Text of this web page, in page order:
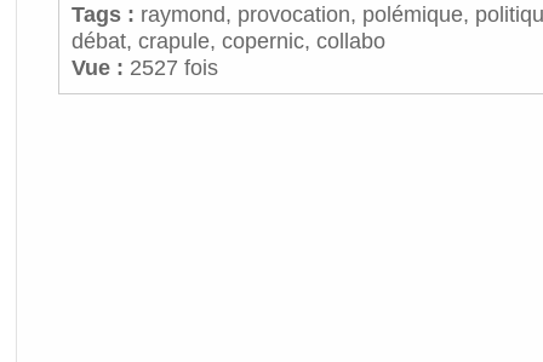
Tags : raymond, provocation, polémique,
débat, crapule, copernic, collabo
Vue : 2527 fois